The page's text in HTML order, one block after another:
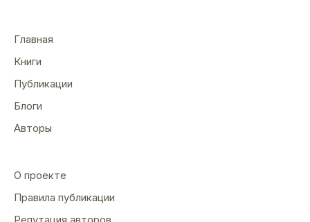
Главная
Книги
Публикации
Блоги
Авторы
О проекте
Правила публикации